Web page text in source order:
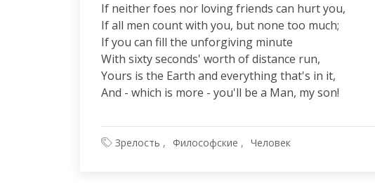
If neither foes nor loving friends can hurt you,
If all men count with you, but none too much;
If you can fill the unforgiving minute
With sixty seconds' worth of distance run,
Yours is the Earth and everything that's in it,
And - which is more - you'll be a Man, my son!
Зрелость Философские Человек